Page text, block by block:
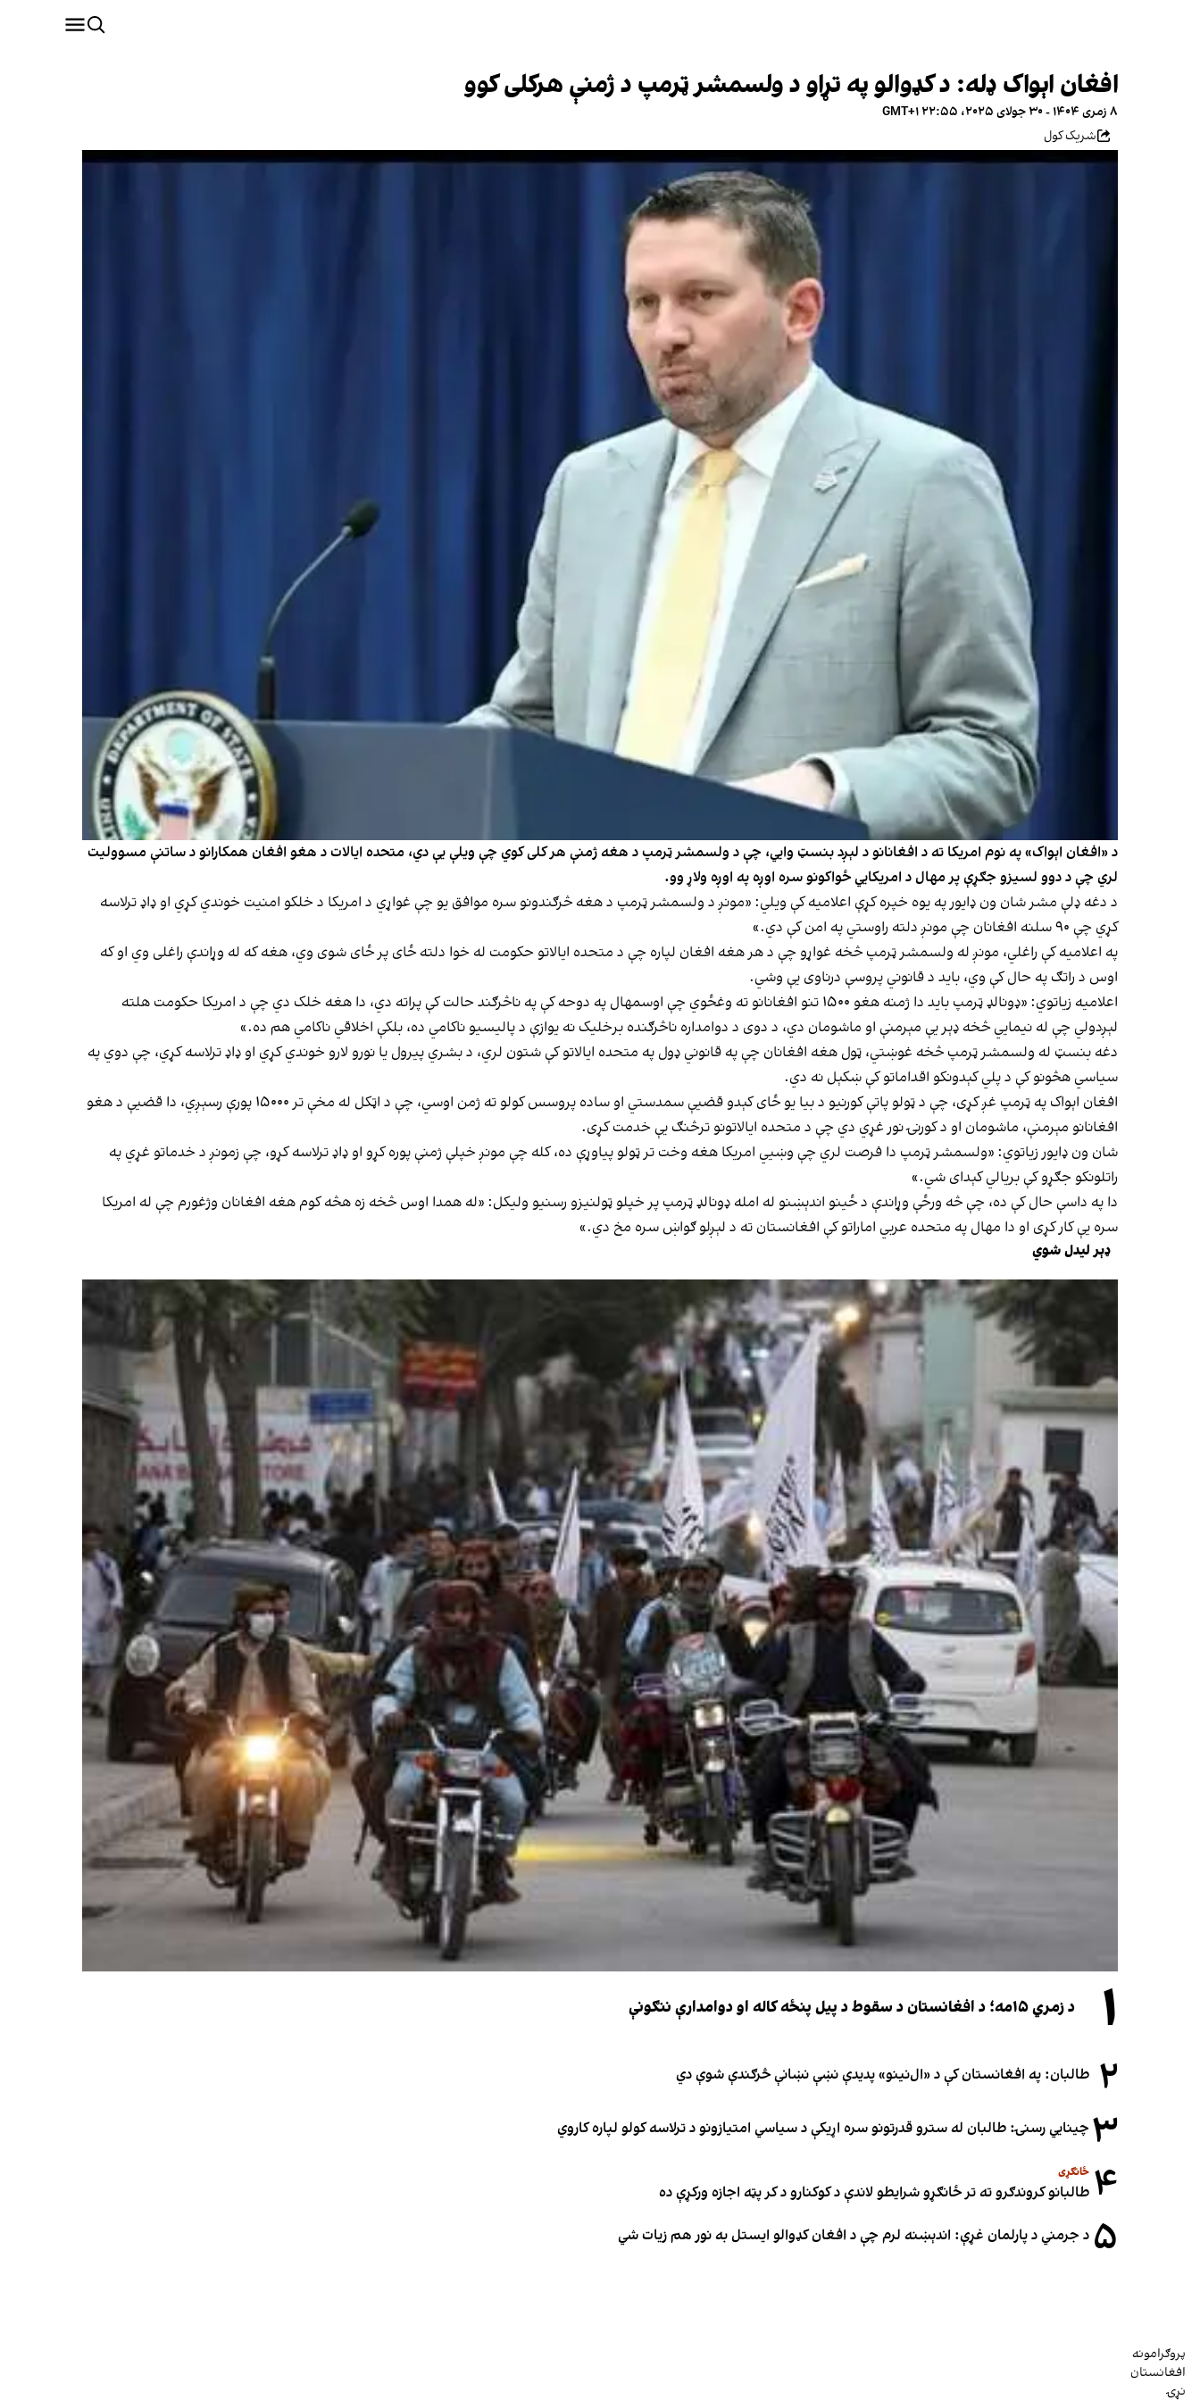
افغان اېواک ډله: د کډوالو په تړاو د ولسمشر ټرمپ د ژمنې هرکلی کوو
۸ زمری ۱۴۰۴ - ۳۰ جولای ۲۰۲۵، ۲۲:۵۵ GMT+۱
شریک کول
د «افغان اېواک» په نوم امریکا ته د افغانانو د لېږد بنسټ وایي، چې د ولسمشر ټرمپ د هغه ژمنې هر کلی کوي چې ویلې یې دي، متحده ایالات د هغو افغان همکارانو د ساتنې مسوولیت
لري چې د دوو لسیزو جګړې پر مهال د امریکایي ځواکونو سره اوږه په اوږه ولاړ وو.
د دغه ډلې مشر شان ون ډایور په یوه خپره کړې اعلامیه کې ویلي: «مونږ د ولسمشر ټرمپ د هغه څرګندونو سره موافق یو چې غواړي د امریکا د خلکو امنیت خوندي کړي او ډاډ ترلاسه
کړي چې ۹۰ سلنه افغانان چې مونږ دلته راوستي په امن کې دي.»
په اعلامیه کې راغلي، مونږ له ولسمشر ټرمپ څخه غواړو چې د هر هغه افغان لپاره چې د متحده ایالاتو حکومت له خوا دلته ځای پر ځای شوی وي، هغه که له وړاندې راغلی وي او که
اوس د راتګ په حال کې وي، باید د قانوني پروسې درناوی یې وشي.
اعلامیه زیاتوي: «ډونالډ ټرمپ باید دا ژمنه هغو ۱۵۰۰ تنو افغانانو ته وغځوي چې اوسمهال په دوحه کې په ناڅرګند حالت کې پراته دي، دا هغه خلک دي چې د امریکا حکومت هلته
لېږدولي چې له نیمایي څخه ډېر یې مېرمنې او ماشومان دي، د دوی د دوامداره ناڅرګنده برخلیک نه یوازې د پالیسیو ناکامي ده، بلکې اخلاقي ناکامي هم ده.»
دغه بنسټ له ولسمشر ټرمپ څخه غوښتي، ټول هغه افغانان چې په قانوني ډول په متحده ایالاتو کې شتون لري، د بشري پیرول یا نورو لارو خوندي کړي او ډاډ ترلاسه کړي، چې دوي په
سیاسي هڅونو کې د پلي کېدونکو اقداماتو کې ښکېل نه دي.
افغان اېواک په ټرمپ غږ کړی، چې د ټولو پاتې کورنیو د بیا یو ځای کېدو قضیې سمدستي او ساده پروسس کولو ته ژمن اوسي، چې د اټکل له مخې تر ۱۵۰۰۰ پورې رسېږي، دا قضیې د هغو
افغانانو مېرمنې، ماشومان او د کورنۍ نور غړي دي چې د متحده ایالاتونو ترڅنګ یې خدمت کړی.
شان ون ډایور زیاتوي: «ولسمشر ټرمپ دا فرصت لري چې وښیي امریکا هغه وخت تر ټولو پیاوړې ده، کله چې مونږ خپلې ژمنې پوره کړو او ډاډ ترلاسه کړو، چې زمونږ د خدماتو غړي په
راتلونکو جګړو کې بریالي کېدای شي.»
دا په داسې حال کې ده، چې څه ورځې وړاندې د ځینو اندېښنو له امله ډونالډ ټرمپ پر خپلو ټولنیزو رسنیو ولیکل: «له همدا اوس څخه زه هڅه کوم هغه افغانان وژغورم چې له امریکا
سره یې کار کړی او دا مهال په متحده عربي اماراتو کې افغانستان ته د لېږلو ګواښ سره مخ دي.»
ډېر لیدل شوي
۱ د زمري ۱۵مه؛ د افغانستان د سقوط د پیل پنځه کاله او دوامدارې ننګونې
۲ طالبان: په افغانستان کې د «ال‌نینو» پدیدې نښې نښانې څرګندې شوې دي
۳ چینایي رسنۍ: طالبان له سترو قدرتونو سره اړیکې د سیاسي امتیازونو د ترلاسه کولو لپاره کاروي
۴ ځانګړی
طالبانو کروندګرو ته تر ځانګړو شرایطو لاندې د کوکنارو د کر پټه اجازه ورکړې ده
۵ د جرمني د پارلمان غړې: اندېښنه لرم چې د افغان کډوالو ایستل به نور هم زیات شي
پروګرامونه
افغانستان
نړۍ